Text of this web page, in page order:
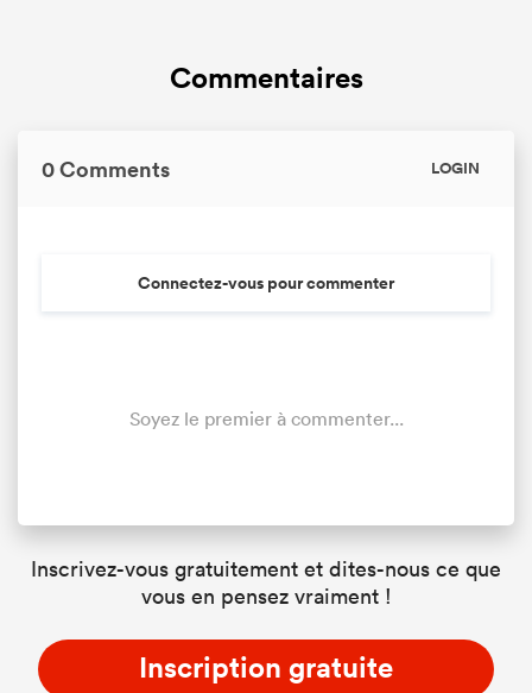
Commentaires
0 Comments LOGIN
Connectez-vous pour commenter
Soyez le premier à commenter...
Inscrivez-vous gratuitement et dites-nous ce que
vous en pensez vraiment !
Inscription gratuite